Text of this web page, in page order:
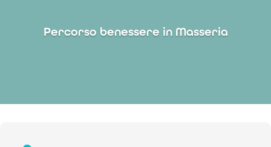
Percorso benessere in Masseria